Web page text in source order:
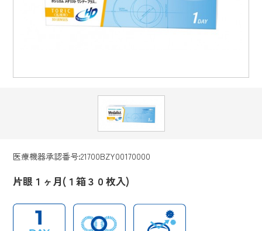
医療機器承認番号:21700BZY00170000
片眼１ヶ月(１箱３０枚入)